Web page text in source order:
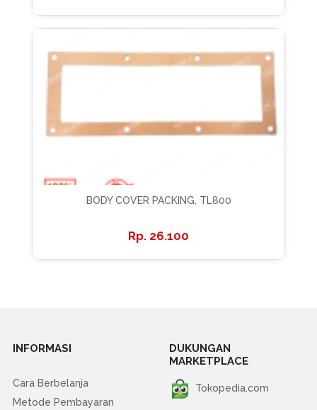
BODY COVER PACKING, TL800
26.100
INFORMASI
Cara Berbelanja
Metode Pembayaran
DUKUNGAN
MARKETPLACE
Tokopedia.com